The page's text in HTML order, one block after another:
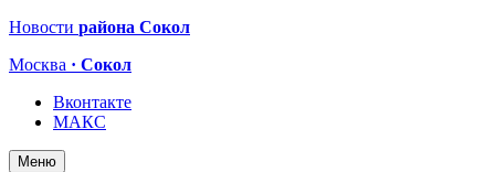
Новости района Сокол
Москва · Сокол
Вконтакте
МАКС
Меню